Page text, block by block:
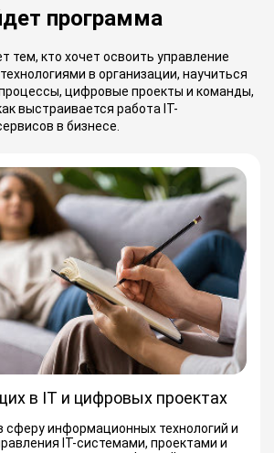
программа
тем, кто хочет освоить управление
в организации, научиться
цифровые проекты и команды,
выстраивается работа IT-
в бизнесе.
в IT и цифровых проектах
сферу информационных технологий и
IT-системами, проектами и